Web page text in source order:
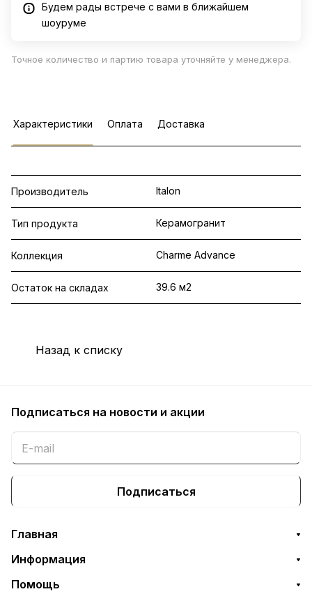
Будем рады встрече с вами в ближайшем
шоуруме
Точное количество и партию товара уточняйте у менеджера.
Характеристики Оплата Доставка
Производитель Italon
Тип продукта Керамогранит
Коллекция Charme Advance
Остаток на складах 39.6 м2
Назад к списку
Подписаться на новости и акции
Подписаться
Главная
Информация
Помощь